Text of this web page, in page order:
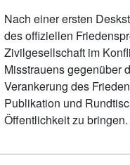
Nach einer ersten
des offiziellen
Zivilgesellschaft im
Misstrauens gegenüber
Verankerung des
Publikation und
Öffentlichkeit zu bringen.